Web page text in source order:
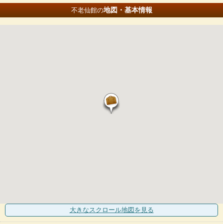
不老仙館の地図・基本情報
大きなスクロール地図 を見る